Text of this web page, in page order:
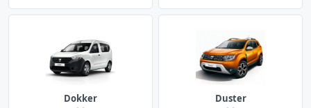
Dokker Duster